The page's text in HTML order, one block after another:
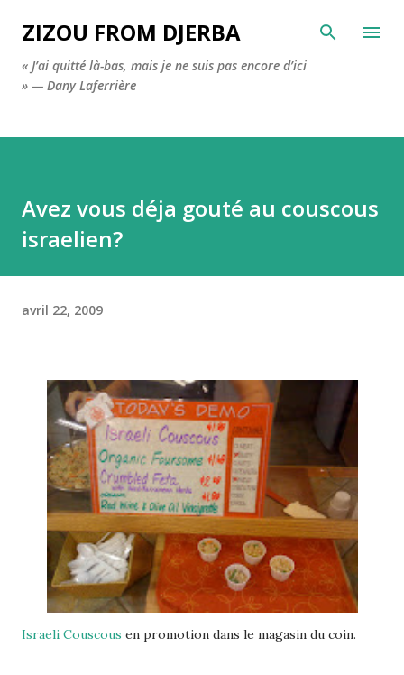
Accéder au contenu principal
ZIZOU FROM DJERBA
« J’ai quitté là-bas, mais je ne suis pas encore d’ici
» — Dany Laferrière
Avez vous déja gouté au couscous
israelien?
avril 22, 2009
Israeli Couscous en promotion dans le magasin du coin.